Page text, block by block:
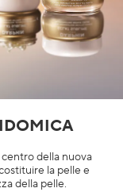
della nuova
la pelle e
della pelle.